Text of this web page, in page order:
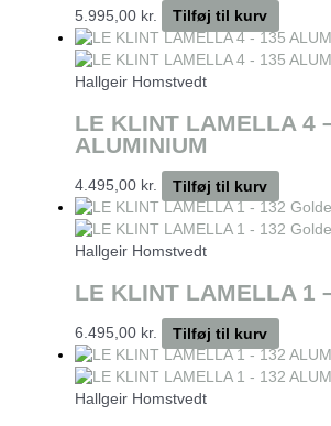
5.995,00 kr. Tilføj til kurv
Hallgeir Homstvedt
LE KLINT LAMELLA 4
ALUMINIUM
4.495,00 kr. Tilføj til kurv
Hallgeir Homstvedt
LE KLINT LAMELLA 1
6.495,00 kr. Tilføj til kurv
Hallgeir Homstvedt